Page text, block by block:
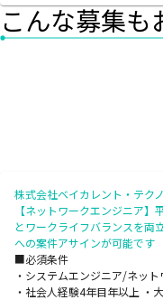
こんな募集も
株式会社ベイカレント・テク
【ネットワークエンジニア
とワークライフバランスを両
への案件アサインが可能です
■必須条件
・システムエンジニア/ネッ
・社会人経験4年目年以上 ・